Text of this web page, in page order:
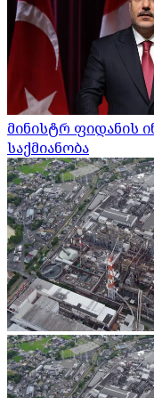
მინისტრ ფიდანის
საქმიანობა